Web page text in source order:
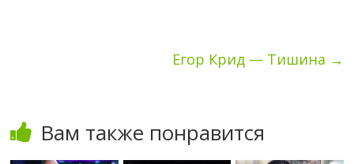
Егор Крид — Тишина →
Вам также понравится